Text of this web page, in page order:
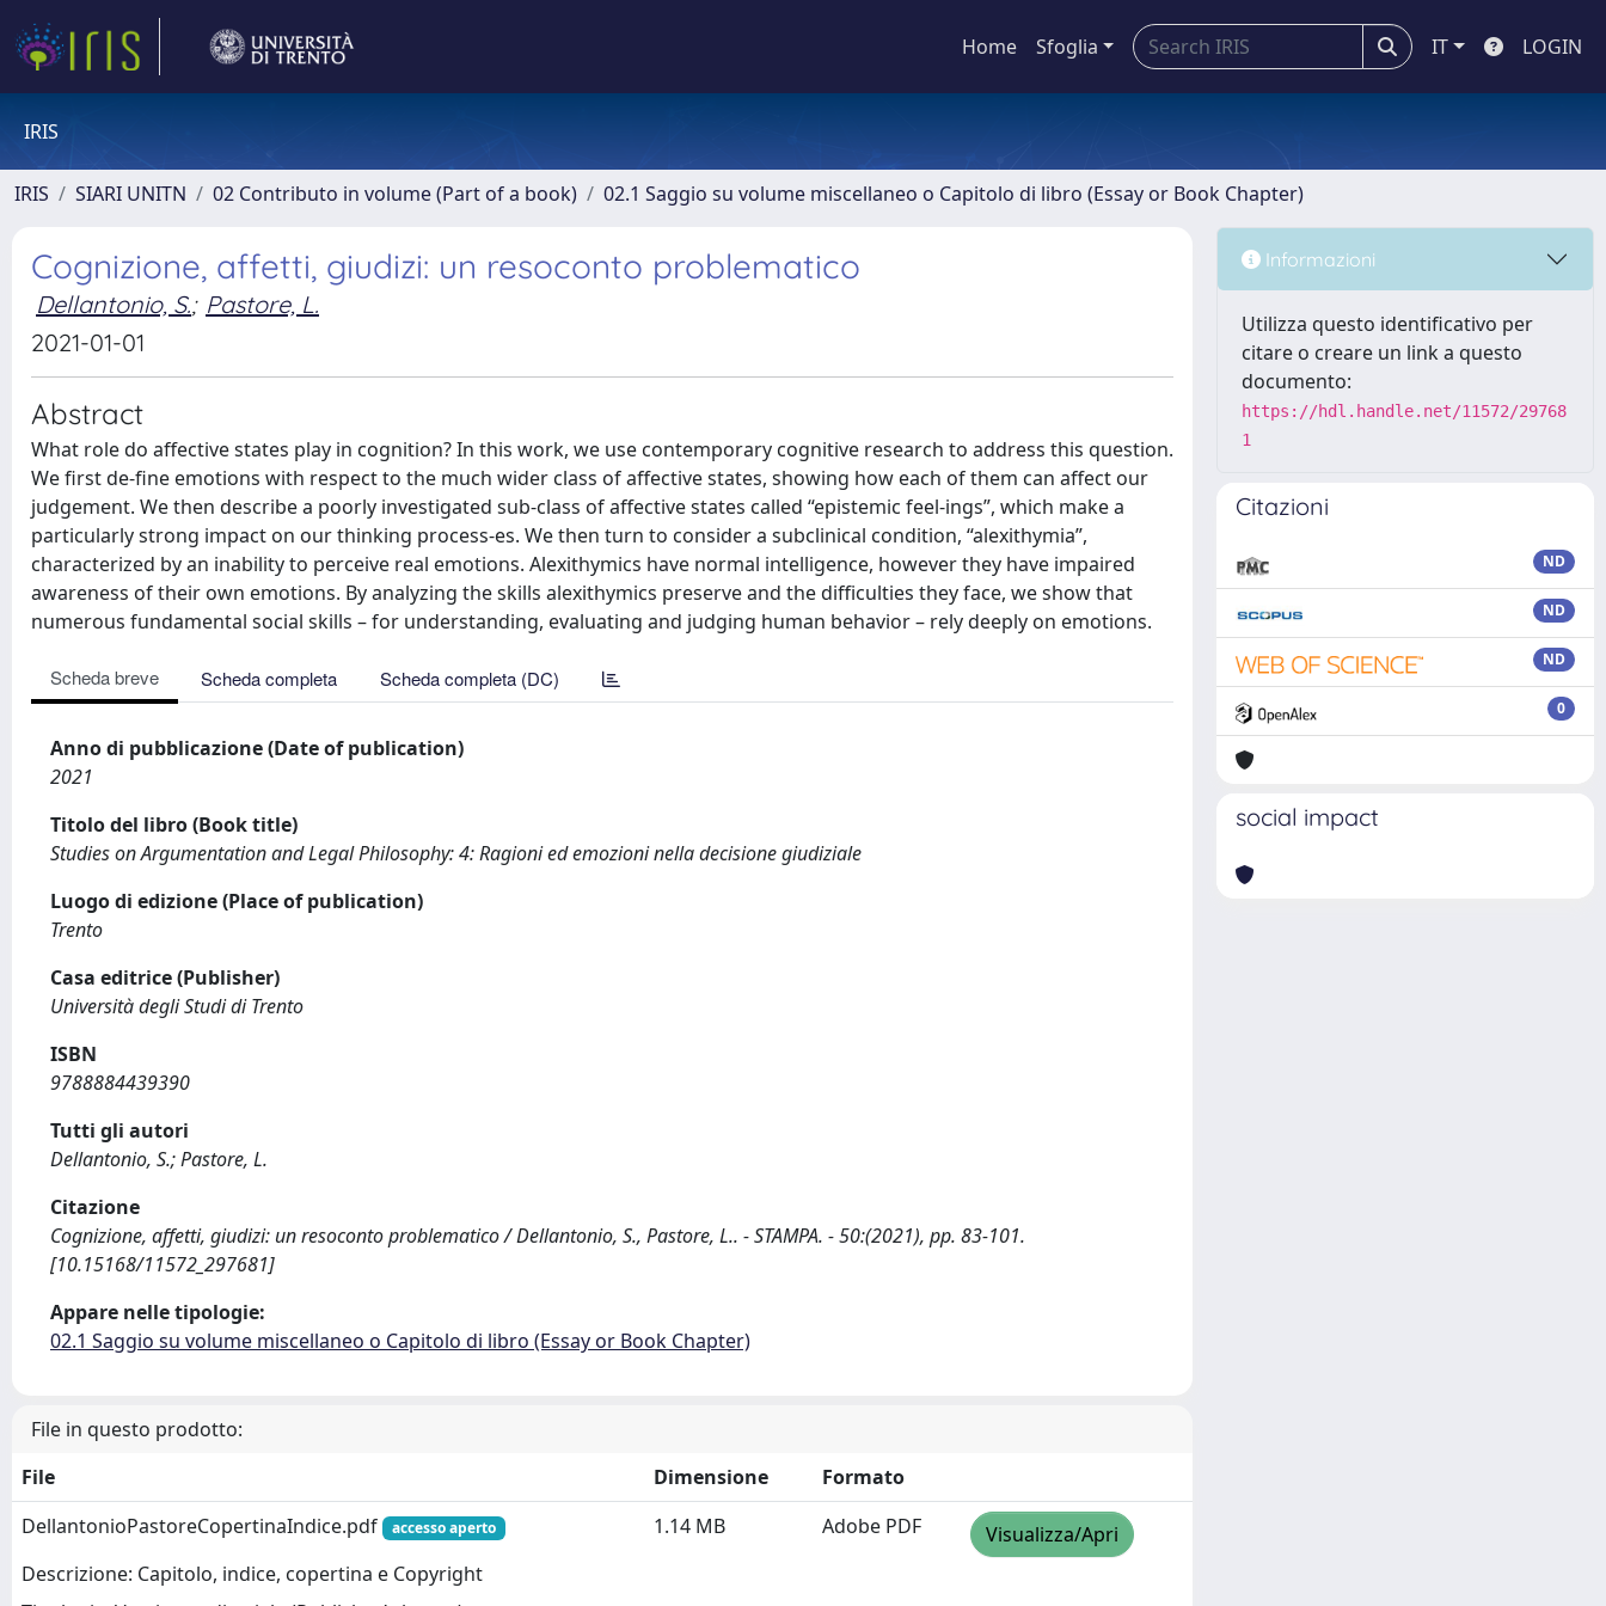
Home Sfoglia IT LOGIN
IRIS
IRIS SIARI UNITN 02 Contributo in volume (Part of a book) 02.1 Saggio su volume miscellaneo o Capitolo di libro (Essay or Book Chapter)
Cognizione, affetti, giudizi: un resoconto problematico
Dellantonio, S.; Pastore, L.
2021-01-01
Abstract
What role do affective states play in cognition? In this work, we use contemporary cognitive research to address this question.
We first de-fine emotions with respect to the much wider class of affective states, showing how each of them can affect our
judgement. We then describe a poorly investigated sub-class of affective states called “epistemic feel-ings”, which make a
particularly strong impact on our thinking process-es. We then turn to consider a subclinical condition, “alexithymia”,
characterized by an inability to perceive real emotions. Alexithymics have normal intelligence, however they have impaired
awareness of their own emotions. By analyzing the skills alexithymics preserve and the difficulties they face, we show that
numerous fundamental social skills – for understanding, evaluating and judging human behavior – rely deeply on emotions.
Scheda breve Scheda completa Scheda completa (DC)
Anno di pubblicazione (Date of publication)
2021
Titolo del libro (Book title)
Studies on Argumentation and Legal Philosophy: 4: Ragioni ed emozioni nella decisione giudiziale
Luogo di edizione (Place of publication)
Trento
Casa editrice (Publisher)
Università degli Studi di Trento
ISBN
9788884439390
Tutti gli autori
Dellantonio, S.; Pastore, L.
Citazione
Cognizione, affetti, giudizi: un resoconto problematico / Dellantonio, S., Pastore, L.. - STAMPA. - 50:(2021), pp. 83-101.
[10.15168/11572_297681]
Appare nelle tipologie:
02.1 Saggio su volume miscellaneo o Capitolo di libro (Essay or Book Chapter)
File in questo prodotto:
File
Dimensione
Formato
DellantonioPastoreCopertinaIndice.pdf
accesso aperto
Descrizione: Capitolo, indice, copertina e Copyright
1.14 MB Adobe PDF Visualizza/Apri
Informazioni
Utilizza questo identificativo per
citare o creare un link a questo
documento:
https://hdl.handle.net/11572/29768
1
Citazioni
ND
ND
ND
0
social impact